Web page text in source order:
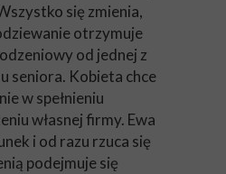
się zmienia,
otrzymuje
od jednej z
seniora. Kobieta chce
w spełnieniu
własnej firmy. Ewa
i od razu rzuca się
podejmuje się